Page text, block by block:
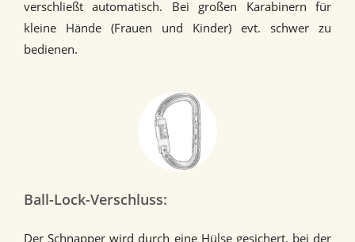
verschließt automatisch. Bei großen Karabinern für
kleine Hände (Frauen und Kinder) evt. schwer zu
bedienen.
Ball-Lock-Verschluss:
Der Schnapper wird durch eine Hülse gesichert, bei der